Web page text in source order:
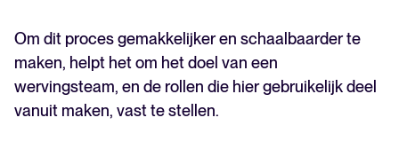
Om dit proces gemakkelijker en schaalbaarder te
maken, helpt het om het doel van een
wervingsteam, en de rollen die hier gebruikelijk deel
vanuit maken, vast te stellen.